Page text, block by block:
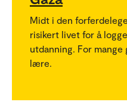
Midt i den
risikert livet for å
utdanning. For
lære.